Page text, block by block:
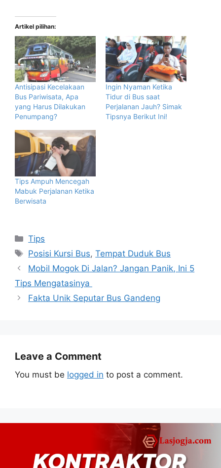
Artikel pilihan:
Antisipasi Kecelakaan
Bus Pariwisata, Apa
yang Harus Dilakukan
Penumpang?
Ingin Nyaman Ketika
Tidur di Bus saat
Perjalanan Jauh? Simak
Tipsnya Berikut Ini!
Tips Ampuh Mencegah
Mabuk Perjalanan Ketika
Berwisata
Categories
Tips
Tags
Posisi Kursi Bus,Tempat Duduk Bus
Mobil Mogok Di Jalan? Jangan Panik, Ini 5
Tips Mengatasinya
Fakta Unik Seputar Bus Gandeng
Leave a Comment
You must be logged in to post a comment.